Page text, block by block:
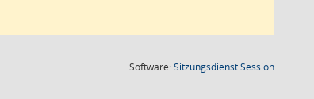
Software:SitzungsdienstSession(Wird in